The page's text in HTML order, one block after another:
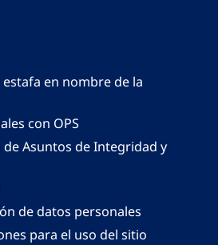
en nombre de la
con OPS
de Asuntos de Integridad y
de datos personales
para el uso del sitio